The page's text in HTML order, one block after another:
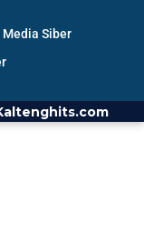
Media Siber